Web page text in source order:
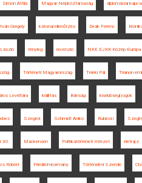
Simon Attila Magyar Népköztársaság diplomáciai
Gergely katonai ellenőrzés Deák Ferenc
tényleg recenzió NKE EJKK Közép-
Történeti Magyarország Teleki Pál Trianon
Levéltára kiállítás Bánság kisebbségi jogok
Szeged Schmidt Anikó Rubicon
30. Mackensen Politikatörténeti Intézet életrajz
Róbert Friedrich-kormány Történelmi Szemle